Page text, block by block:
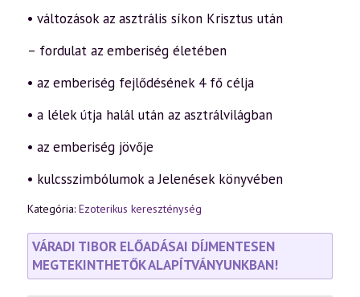
• változások az asztrális síkon Krisztus után
– fordulat az emberiség életében
• az emberiség fejlődésének 4 fő célja
• a lélek útja halál után az asztrálvilágban
• az emberiség jövője
• kulcsszimbólumok a Jelenések könyvében
Kategória: Ezoterikus kereszténység
VÁRADI TIBOR ELŐADÁSAI DÍJMENTESEN
MEGTEKINTHETŐK ALAPÍTVÁNYUNKBAN!